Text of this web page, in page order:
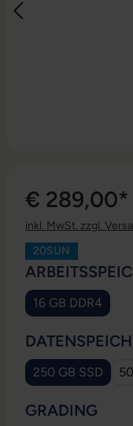
€ 289,00*
inkl. MwSt. zzgl.
20SUN
16 GB DDR4
250 GB SSD
GRADING